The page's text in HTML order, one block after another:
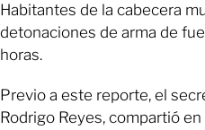
Habitantes de la cabecera
detonaciones de arma de
horas.
Previo a este reporte, el
Rodrigo Reyes, compartió